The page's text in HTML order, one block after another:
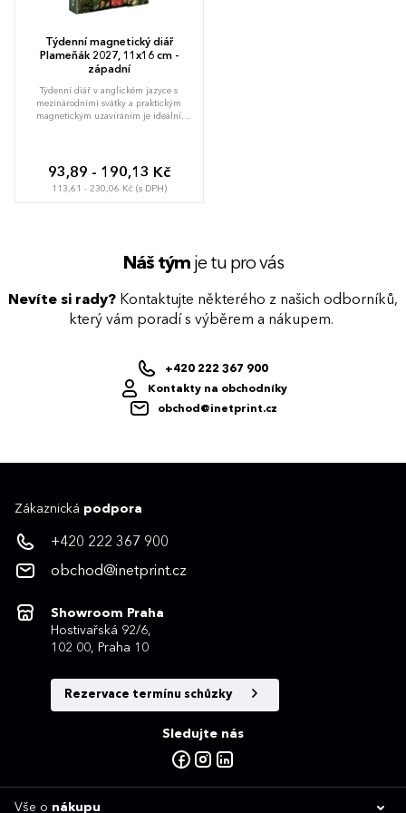
Týdenní magnetický diář
Plameňák 2027, 11x16 cm -
západní
Týdenní diář v anglickém jazyce s
mezinárodními svátky a praktickým
magnetickým uzavíráním je ideální
dvou stranách. Součástí jsou praktické
měsíční přehledy, ideální pro plánování
dovolených či prázdnin.
93,89 - 190,13 Kč
113,61 - 230,06 Kč (s DPH)
Náš týmje tu pro vás
Nevíte si rady? Kontaktujte některého z našich odborníků,
který vám poradí s výběrem a nákupem.
+420 222 367 900
Kontakty na obchodníky
obchod@inetprint.cz
Zákaznická podpora
+420 222 367 900
obchod@inetprint.cz
Showroom Praha
Hostivařská 92/6,
102 00, Praha 10
Rezervace termínu schůzky
Sledujte nás
Vše o nákupu